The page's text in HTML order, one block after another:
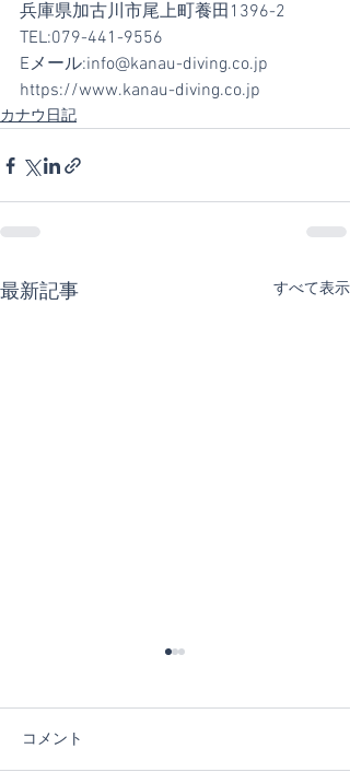
兵庫県加古川市尾上町養田1396-2
TEL:079-441-9556
Eメール:info@kanau-diving.co.jp
https://www.kanau-diving.co.jp
カナウ日記
最新記事 すべて表示
６日目！
コメント